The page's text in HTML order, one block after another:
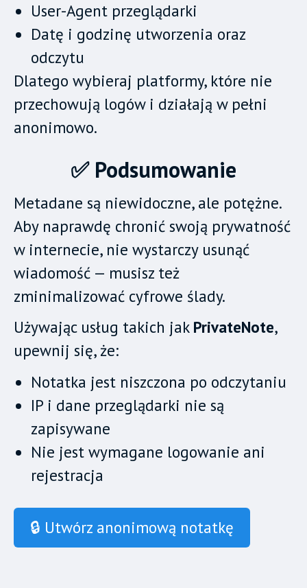
User-Agent przeglądarki
Datę i godzinę utworzenia oraz
odczytu
Dlatego wybieraj platformy, które nie
przechowują logów i działają w pełni
anonimowo.
✅ Podsumowanie
Metadane są niewidoczne, ale potężne.
Aby naprawdę chronić swoją prywatność
w internecie, nie wystarczy usunąć
wiadomość — musisz też
zminimalizować cyfrowe ślady.
Używając usług takich jak PrivateNote,
upewnij się, że:
Notatka jest niszczona po odczytaniu
IP i dane przeglądarki nie są
zapisywane
Nie jest wymagane logowanie ani
rejestracja
🔒 Utwórz anonimową notatkę